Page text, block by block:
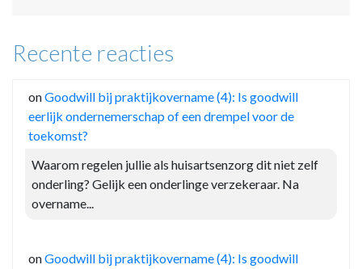
Recente reacties
onGoodwill bij praktijkovername (4): Is goodwill
eerlijk ondernemerschap of een drempel voor de
toekomst?
Waarom regelen jullie als huisartsenzorg dit niet zelf
onderling? Gelijk een onderlinge verzekeraar. Na
overname...
onGoodwill bij praktijkovername (4): Is goodwill